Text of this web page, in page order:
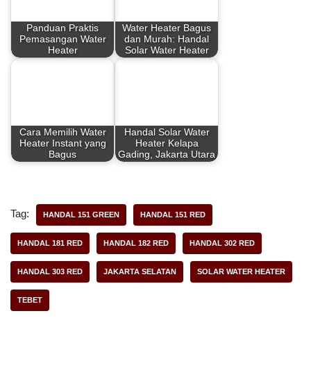
o
o e
A
p
Panduan Praktis
Pemasangan Water
Heater
Water Heater Bagus
dan Murah: Handal
Solar Water Heater
Cara Memilih Water
Heater Instant yang
Bagus
Handal Solar Water
Heater Kelapa
Gading, Jakarta Utara
Tag: HANDAL 151 GREEN HANDAL 151 RED
HANDAL 181 RED HANDAL 182 RED HANDAL 302 RED
HANDAL 303 RED JAKARTA SELATAN SOLAR WATER HEATER
TEBET